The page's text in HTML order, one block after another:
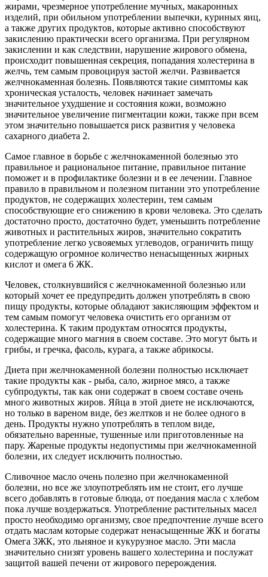
жирами, чрезмерное употребление мучных, макаронных
изделий, при обильном употреблении выпечки, куриных яиц,
а также других продуктов, которые активно способствуют
закислению практически всего организма. При регулярном
закислении и как следствии, нарушение жирового обмена,
происходит повышенная секреция, попадания холестерина в
желчь, тем самым провоцируя застой желчи. Развивается
желчнокаменная болезнь. Появляются такие симптомы как
хроническая усталость, человек начинает замечать
значительное ухудшение и состояния кожи, возможно
значительное увеличение пигментации кожи, также при всем
этом значительно повышается риск развития у человека
сахарного диабета 2.
Самое главное в борьбе с желчнокаменной болезнью это
правильное и рациональное питание, правильное питание
поможет и в профилактике болезни и в ее лечении. Главное
правило в правильном и полезном питании это употребление
продуктов, не содержащих холестерин, тем самым
способствующие его снижению в крови человека. Это сделать
достаточно просто, достаточно будет, уменьшить потребление
животных и растительных жиров, значительно сократить
употребление легко усвояемых углеводов, ограничить пищу
содержащую огромное количество ненасыщенных жирных
кислот и омега 6 ЖК.
Человек, столкнувшийся с желчнокаменной болезнью или
который хочет ее предупредить должен употреблять в свою
пищу продукты, которые обладают закисляющим эффектом и
тем самым помогут человека очистить его организм от
холестерина. К таким продуктам относятся продукты,
содержащие много магния в своем составе. Это могут быть и
грибы, и гречка, фасоль, курага, а также абрикосы.
Диета при желчнокаменной болезни полностью исключает
такие продукты как - рыба, сало, жирное мясо, а также
субпродукты, так как они содержат в своем составе очень
много животных жиров. Яйца в этой диете не исключаются,
но только в вареном виде, без желтков и не более одного в
день. Продукты нужно употреблять в теплом виде,
обязательно варенные, тушенные или приготовленные на
пару. Жареные продукты недопустимы при желчнокаменной
болезни, их следует исключить полностью.
Сливочное масло очень полезно при желчнокаменной
болезни, но все же злоупотреблять им не стоит, его лучше
всего добавлять в готовые блюда, от поедания масла с хлебом
пока лучше воздержаться. Употребление растительных масел
просто необходимо организму, свое предпочтение лучше всего
отдать маслам которые содержат ненасыщенные ЖК и богаты
Омега 3ЖК, это льняное и кукурузное масло. Эти масла
значительно снизят уровень вашего холестерина и послужат
защитой вашей печени от жирового перерождения.